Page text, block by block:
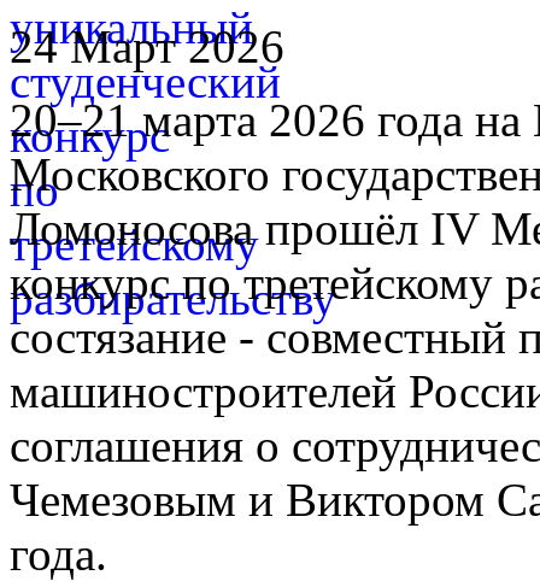
24 Март 2026
20–21 марта 2026 года
Московского
Ломоносова прошёл IV
конкурс по третейскому
состязание - совместный
машиностроителей
соглашения о
Чемезовым и Виктором
года.